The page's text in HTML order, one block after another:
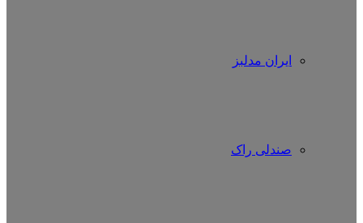
ایران مدلبز
صندلی راک